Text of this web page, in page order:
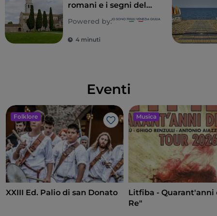
romani e i segni del
Cristianesimo
Powered by:
4 minuti
Eventi
Folklore
Like
XXIII Ed. Palio di san Donato
Musica
Litfiba - Quarant'anni
Re"